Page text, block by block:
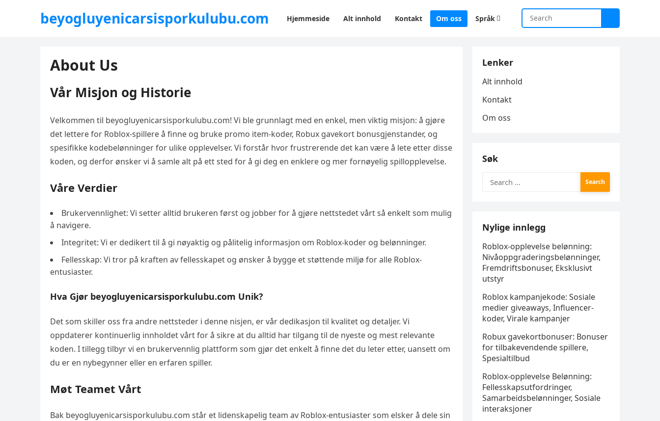
beyogluyenicarsisporkulubu.com Hjemmeside Alt innhold Kontakt Om oss Språk
About Us
Vår Misjon og Historie
Velkommen til beyogluyenicarsisporkulubu.com! Vi ble grunnlagt med en enkel, men viktig misjon: å gjøre
det lettere for Roblox-spillere å finne og bruke promo item-koder, Robux gavekort bonusgjenstander, og
spesifikke kodebelønninger for ulike opplevelser. Vi forstår hvor frustrerende det kan være å lete etter disse
koden, og derfor ønsker vi å samle alt på ett sted for å gi deg en enklere og mer fornøyelig spillopplevelse.
Våre Verdier
Brukervennlighet: Vi setter alltid brukeren først og jobber for å gjøre nettstedet vårt så enkelt som mulig
å navigere.
Integritet: Vi er dedikert til å gi nøyaktig og pålitelig informasjon om Roblox-koder og belønninger.
Fellesskap: Vi tror på kraften av fellesskapet og ønsker å bygge et støttende miljø for alle Roblox-
entusiaster.
Hva Gjør beyogluyenicarsisporkulubu.com Unik?
Det som skiller oss fra andre nettsteder i denne nisjen, er vår dedikasjon til kvalitet og detaljer. Vi
oppdaterer kontinuerlig innholdet vårt for å sikre at du alltid har tilgang til de nyeste og mest relevante
koden. I tillegg tilbyr vi en brukervennlig plattform som gjør det enkelt å finne det du leter etter, uansett om
du er en nybegynner eller en erfaren spiller.
Møt Teamet Vårt
Bak beyogluyenicarsisporkulubu.com står et lidenskapelig team av Roblox-entusiaster som elsker å dele sin
Lenker
Alt innhold
Kontakt
Om oss
Søk
for:
Nylige innlegg
Roblox-opplevelse belønning:
Nivåoppgraderingsbelønninger,
Fremdriftsbonuser, Eksklusivt
utstyr
Roblox kampanjekode: Sosiale
medier giveaways, Influencer-
koder, Virale kampanjer
Robux gavekortbonuser: Bonuser
for tilbakevendende spillere,
Spesialtilbud
Roblox-opplevelse Belønning:
Fellesskapsutfordringer,
Samarbeidsbelønninger, Sosiale
interaksjoner